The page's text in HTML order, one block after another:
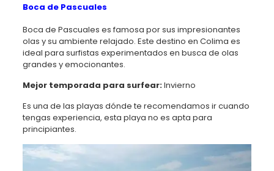
Boca de Pascuales
Boca de Pascuales es famosa por sus impresionantes
olas y su ambiente relajado. Este destino en Colima es
ideal para surfistas experimentados en busca de olas
grandes y emocionantes.
Mejor temporada para surfear:Invierno
Es una de las playas dónde te recomendamos ir cuando
tengas experiencia, esta playa no es apta para
principiantes.